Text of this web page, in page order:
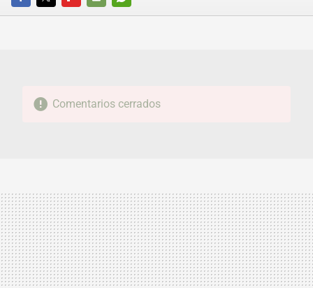
FACEBOOKTWITTERFLIPBOARD
E-
WHATSAPP
Comentarios cerrados